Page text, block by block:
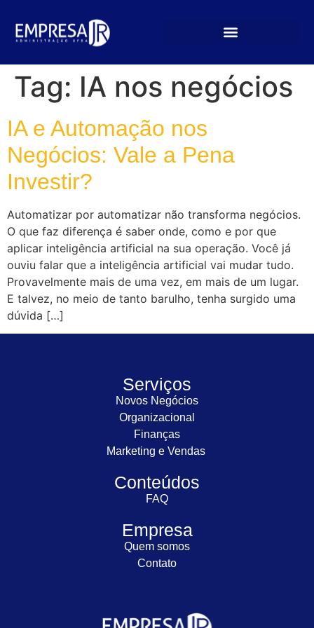
Tag: IA nos negócios
IA e Automação nos
Negócios: Vale a Pena
Investir?
Automatizar por automatizar não transforma negócios.
O que faz diferença é saber onde, como e por que
aplicar inteligência artificial na sua operação. Você já
ouviu falar que a inteligência artificial vai mudar tudo.
Provavelmente mais de uma vez, em mais de um lugar.
E talvez, no meio de tanto barulho, tenha surgido uma
dúvida […]
Serviços
Novos Negócios
Organizacional
Finanças
Marketing e Vendas
Conteúdos
FAQ
Empresa
Quem somos
Contato